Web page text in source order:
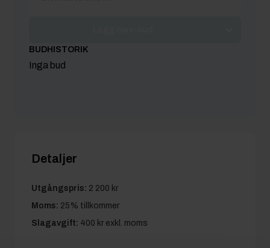
BUDHISTORIK
Inga bud
Detaljer
Utgångspris: 2 200 kr
Moms: 25% tillkommer
Slagavgift: 400 kr exkl. moms